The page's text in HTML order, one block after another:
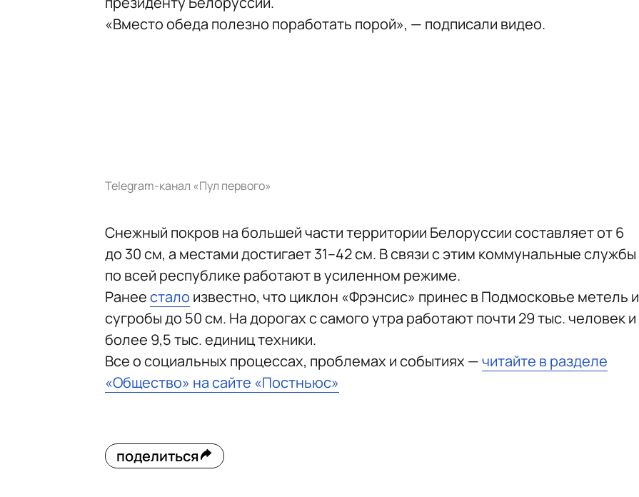
«Вместо обеда полезно поработать порой», — подписали видео.
Telegram-канал «Пул первого»
Cнежный покров на большей части территории Белоруссии составляет от 6
до 30 см, а местами достигает 31–42 см. В связи с этим коммунальные службы
по всей республике работают в усиленном режиме.
Ранеестало известно, что циклон «Фрэнсис» принес в Подмосковье метель и
сугробы до 50 см. На дорогах с самого утра работают почти 29 тыс. человек и
более 9,5 тыс. единиц техники.
Все о социальных процессах, проблемах и событиях —читайте в разделе
«Общество» на сайте «Постньюс»
поделиться